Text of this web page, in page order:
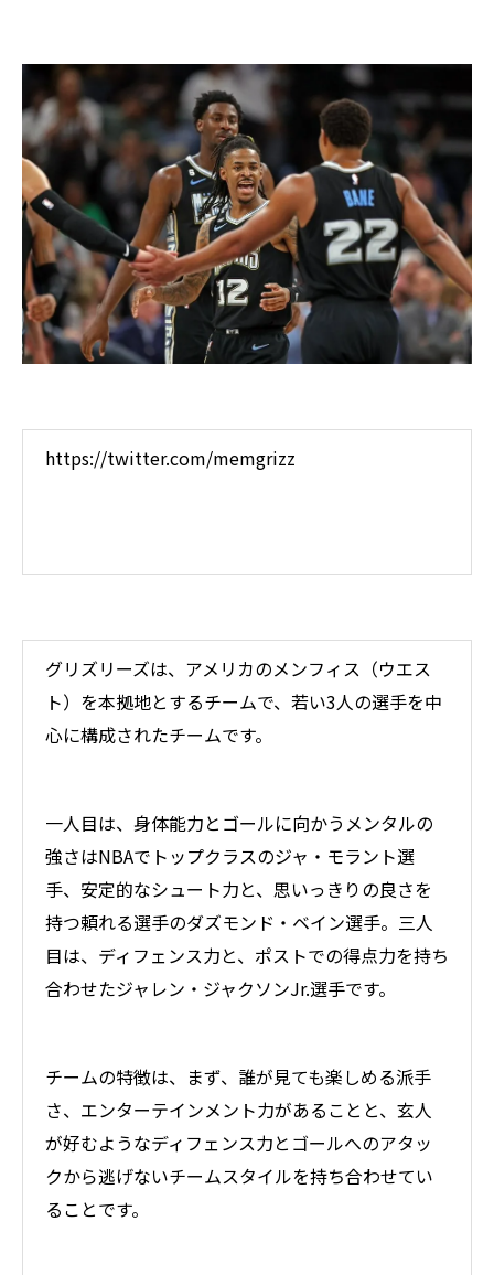
https://twitter.com/memgrizz
グリズリーズは、アメリカのメンフィス（ウエス
ト）を本拠地とするチームで、若い3人の選手を中
心に構成されたチームです。
一人目は、身体能力とゴールに向かうメンタルの
強さはNBAでトップクラスのジャ・モラント選
手、安定的なシュート力と、思いっきりの良さを
持つ頼れる選手のダズモンド・ベイン選手。三人
目は、ディフェンス力と、ポストでの得点力を持ち
合わせたジャレン・ジャクソンJr.選手です。
チームの特徴は、まず、誰が見ても楽しめる派手
さ、エンターテインメント力があることと、玄人
が好むようなディフェンス力とゴールへのアタッ
クから逃げないチームスタイルを持ち合わせてい
ることです。